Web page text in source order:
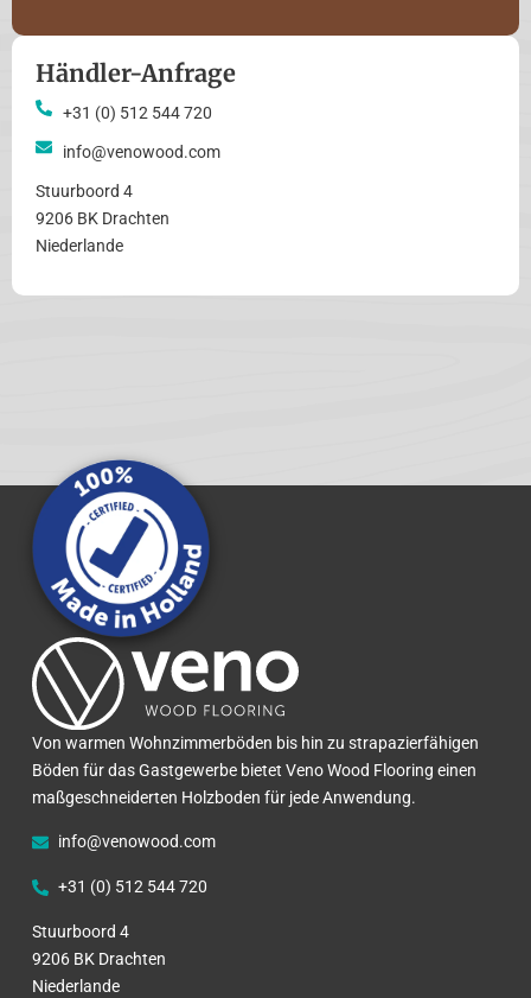
Händler-Anfrage
+31 (0) 512 544 720
info@venowood.com
Stuurboord 4
9206 BK Drachten
Niederlande
Von warmen Wohnzimmerböden bis hin zu strapazierfähigen
Böden für das Gastgewerbe bietet Veno Wood Flooring einen
maßgeschneiderten Holzboden für jede Anwendung.
info@venowood.com
+31 (0) 512 544 720
Stuurboord 4
9206 BK Drachten
Niederlande